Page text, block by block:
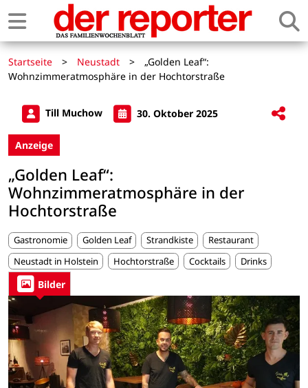
Startseite > Neustadt >
„Golden Leaf“:
Wohnzimmeratmosphäre in der Hochtorstraße
Till Muchow 30. Oktober 2025
Anzeige
„Golden Leaf“:
Wohnzimmeratmosphäre in der
Hochtorstraße
Gastronomie Golden Leaf Strandkiste
Restaurant
Neustadt in Holstein
Hochtorstraße Cocktails Drinks
Bilder